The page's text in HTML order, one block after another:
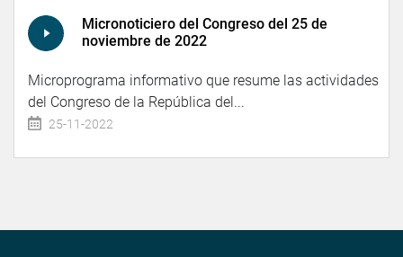
Micronoticiero del Congreso del 25 de
noviembre de 2022
Microprograma informativo que resume las actividades
del Congreso de la República del...
25-11-2022